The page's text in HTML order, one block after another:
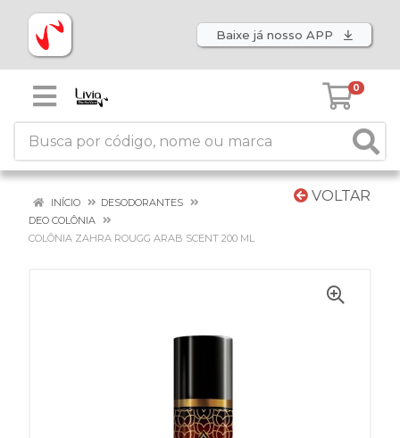
Baixe já nosso APP
0
VOLTAR
INÍCIO
DESODORANTES
DEO COLÔNIA
COLÔNIA ZAHRA ROUGG ARAB SCENT 200 ML